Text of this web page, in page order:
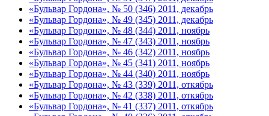
«Бульвар Гордона», № 50 (346) 2011, декабрь
«Бульвар Гордона», № 49 (345) 2011, декабрь
«Бульвар Гордона», № 48 (344) 2011, ноябрь
«Бульвар Гордона», № 47 (343) 2011, ноябрь
«Бульвар Гордона», № 46 (342) 2011, ноябрь
«Бульвар Гордона», № 45 (341) 2011, ноябрь
«Бульвар Гордона», № 44 (340) 2011, ноябрь
«Бульвар Гордона», № 43 (339) 2011, откябрь
«Бульвар Гордона», № 42 (338) 2011, откябрь
«Бульвар Гордона», № 41 (337) 2011, откябрь